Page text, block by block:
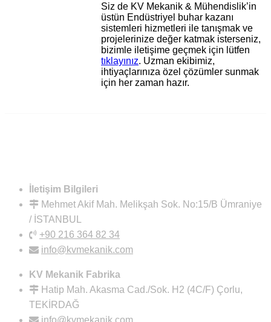
Siz de KV Mekanik & Mühendislik’in
üstün Endüstriyel buhar kazanı
sistemleri hizmetleri ile tanışmak ve
projelerinize değer katmak isterseniz,
bizimle iletişime geçmek için lütfen
tıklayınız. Uzman ekibimiz,
ihtiyaçlarınıza özel çözümler sunmak
için her zaman hazır.
İletişim Bilgileri
Mehmet Akif Mah. Melikşah Sok. No:15/B Ümraniye
/ İSTANBUL
+90 216 364 82 34
info@kvmekanik.com
KV Mekanik Fabrika
Hatip Mah. Akasma Cad./Sok. H2 (4C/F) Çorlu,
TEKİRDAĞ
info@kvmekanik.com